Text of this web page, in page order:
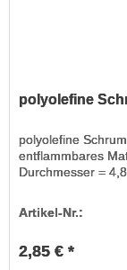
polyolefine
polyolefine
entflammbares
Durchmesser =
Artikel-Nr.:
2,85 € *